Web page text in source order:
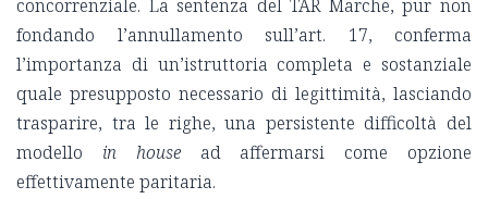
concorrenziale. La sentenza del TAR Marche, pur non
fondando l’annullamento sull’art. 17, conferma
l’importanza di un’istruttoria completa e sostanziale
quale presupposto necessario di legittimità, lasciando
trasparire, tra le righe, una persistente difficoltà del
modello in housead affermarsi come opzione
effettivamente paritaria.